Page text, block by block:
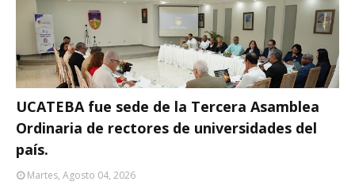
UCATEBA fue sede de la Tercera Asamblea
Ordinaria de rectores de universidades del
país.
Martes, Agosto 04, 2026